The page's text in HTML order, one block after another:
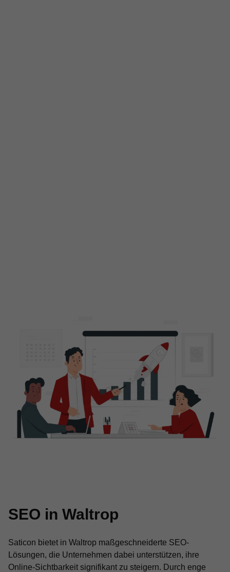
SEO in Waltrop
Saticon bietet in Waltrop maßgeschneiderte SEO-
Lösungen, die Unternehmen dabei unterstützen, ihre
Online-Sichtbarkeit signifikant zu steigern. Durch enge